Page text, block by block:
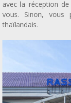
avec la réception
vous. Sinon, vous
thaïlandais.